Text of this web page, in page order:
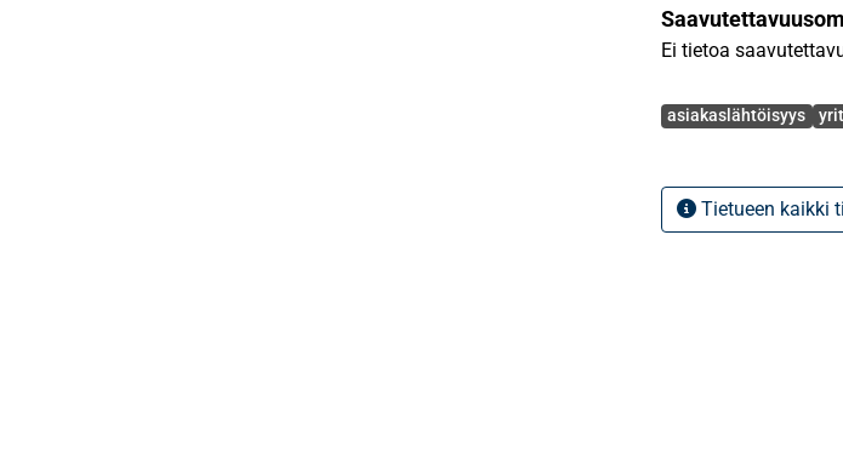
Ei tietoa
Avainsanat
asiakaslähtöisyys
Tietueen kaikki